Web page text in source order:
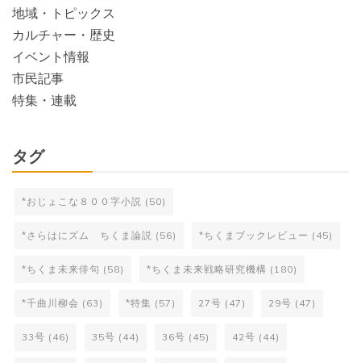
シ
ョ
ン
地域・トピックス
カルチャー・歴史
イベント情報
市民記事
特集・連載
タグ
*おじょこな８００字小説 (50)
*さらはにズム ちくま論説 (56) *ちくまブックレビュー (45)
*ちくま未来俳句 (58) *ちくま未来戦略研究機構 (180)
*千曲川柳会 (63) *特集 (57) 27号 (47) 29号 (47)
33号 (46) 35号 (44) 36号 (45) 42号 (44)